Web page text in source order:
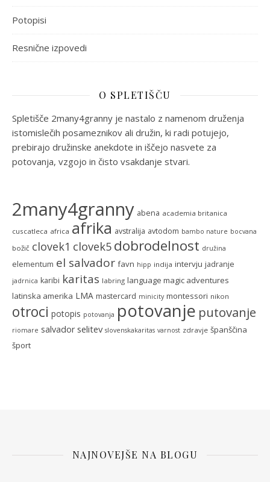
Potopisi
Resnične izpovedi
O SPLETIŠČU
Spletišče 2many4granny je nastalo z namenom druženja
istomislečih posameznikov ali družin, ki radi potujejo,
prebirajo družinske anekdote in iščejo nasvete za
potovanja, vzgojo in čisto vsakdanje stvari.
2many4granny abena academia britanica
cuscatleca africa afrika avstralija avtodom bambo nature bocvana
božič clovek1 clovek5 dobrodelnost družina
elementum el salvador favn hipp indija intervju jadranje
jadrnica karibi karitas labring language magic adventures
latinska amerika LMA mastercard minicity montessori nikon
otroci potopis potovanja potovanje putovanje
riomare salvador selitev slovenskakaritas varnost zdravje španščina
šport
NAJNOVEJŠE NA BLOGU